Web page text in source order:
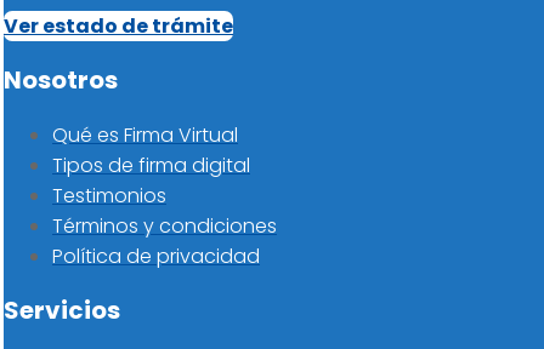
Ver estado de trámite
Nosotros
Qué es Firma Virtual
Tipos de firma digital
Testimonios
Términos y condiciones
Política de privacidad
Servicios